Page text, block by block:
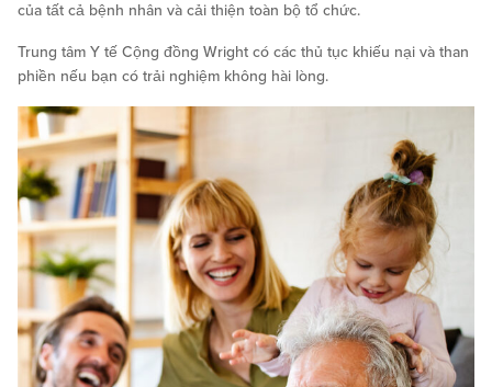
của tất cả bệnh nhân và cải thiện toàn bộ tổ chức.
Trung tâm Y tế Cộng đồng Wright có các thủ tục khiếu nại và than
phiền nếu bạn có trải nghiệm không hài lòng.